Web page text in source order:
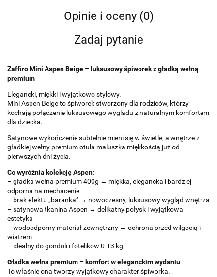
Opinie i oceny (0)
Zadaj pytanie
Zaffiro Mini Aspen Beige – luksusowy śpiworek z gładką wełną
premium
Elegancki, miękki i wyjątkowo stylowy.
Mini Aspen Beige to śpiworek stworzony dla rodziców, którzy
kochają połączenie luksusowego wyglądu z naturalnym komfortem
dla dziecka.
Satynowe wykończenie subtelnie mieni się w świetle, a wnętrze z
gładkiej wełny premium otula maluszka miękkością już od
pierwszych dni życia.
Co wyróżnia kolekcję Aspen:
– gładka wełna premium 400g → miękka, elegancka i bardziej
odporna na mechacenie
– brak efektu „baranka” → nowoczesny, luksusowy wygląd wnętrza
– satynowa tkanina Aspen → delikatny połysk i wyjątkowa
estetyka
– wodoodporny materiał zewnętrzny → ochrona przed wilgocią i
wiatrem
– idealny do gondoli i fotelików 0-13 kg
Gładka wełna premium – komfort w eleganckim wydaniu
To właśnie ona tworzy wyjątkowy charakter śpiworka.